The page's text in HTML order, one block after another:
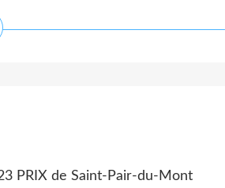
PRIX de Saint-Pair-du-Mont